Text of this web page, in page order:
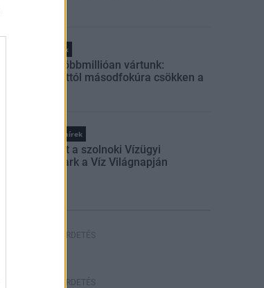
Helyi hírek
Amire többmillióan vártunk:
szombattól másodfokúra csökken a
Országos hírek
Megnyílt a szolnoki Vízügyi
Emlékpark a Víz Világnapján
HIRDETÉS
HIRDETÉS